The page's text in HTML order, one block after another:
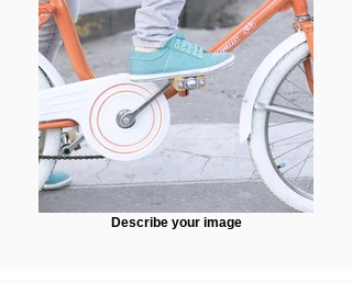
Describe your image